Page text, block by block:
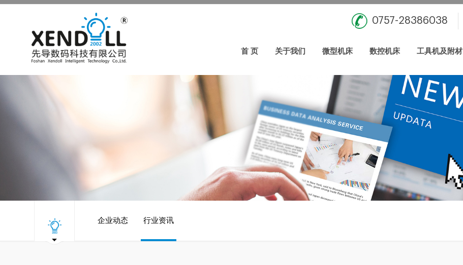
0757-28386038
首 页 关于我们 微型机床 数控机床 工具机及附材
企业动态 行业资讯